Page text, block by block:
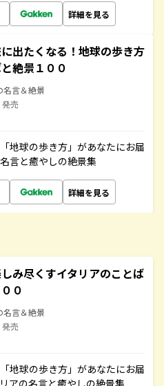
詳細を見る
出たくなる！地球の歩き方
絶景１００
名言＆絶景
発売
地球の歩き方」があなたにお届
言と癒やしの絶景集
詳細を見る
み尽くすイタリアのことば
０
名言＆絶景
発売
地球の歩き方」があなたにお届
アの名言と癒やしの絶景集